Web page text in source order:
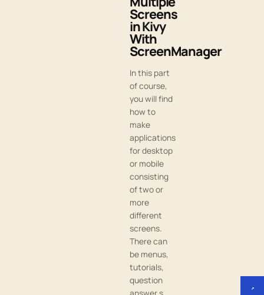
Screens
in Kivy
With
ScreenManager
In this part
of course,
you will find
how to
make
applications
for desktop
or mobile
consisting
of two or
more
different
screens.
There can
be menus,
tutorials,
question
↗